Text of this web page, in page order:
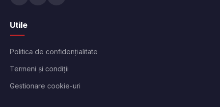
Utile
Politica de confidențialitate
Termeni și condiții
Gestionare cookie-uri